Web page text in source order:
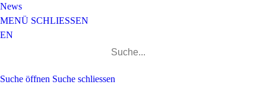
News
MENÜ SCHLIESSEN
EN
Suche öffnen Suche schliessen